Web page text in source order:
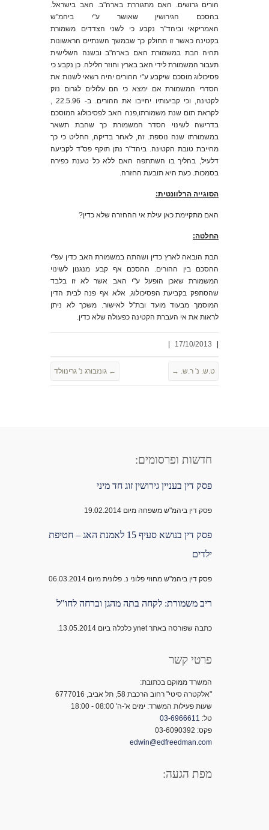
הורים גרושים. האם מתגוררת בארה"ב. האב בישראל.
בהסכם הגירושין שאושר ע"י ביהמ"ש
האמריקאי וביהד"ר נקבע כי לשני הצדדים משמורת
בקטינה כאשר זו תחולק כך שבמשך השנתיים הראשונות
תהיה הבת במשמורת האם בארה"ב ובשנה השלישית
תעבור המשמורת לידי האב בארץ וחוזר חלילה. כן נקבע כי
פסיכולוג מוסכם שיקבע ע"י ההורים יהיה רשאי לשנות את
הסדרי המשמורת אם ימצא כי הם עלולים לגרום נזק
לקטינה, וכי קביעותיו יחייבו את ההורים. ב- 22.5.96 ,
לקראת תום שנת משמורתו,פנה האב לפסיכולוג המוסכם
בדרישה לשינוי הסדר המשמורת כך שהבת תשאר
במשמורתו שנה נוספת. זה, לאחר בדיקה, החליט כי כך
מחייבת טובת הקטינה. ביהד"ר נתן תוקף פס"ד לקביעה
דלעיל, בהליך בו השתתפה האם ללא כל טענת כפירה
בסמכות. כעת היא תובעת החזרה.
הסוגייה הרלוונטית:
האם מתקיימת כאן עילת אי ההחזרה שלא כדין?
החלטה:
הבת הובאה לארץ כדין ושהתה במשמורת האב כדין עפ"י
ההסכם בין ההורים. ההסכם אף קבע מנגנון לשינוי
המשמורת שאכן הופעל ע"י האב אשר לא זו בלבד
שהסתפק בקביעת הפסיכולוג, אלא אף פנה לבית הדין
המוסמך מבעוד מועד ובת"ל לאישור. משכך לא ניתן
לראות את אי העברת הקטינה כפעולה שלא כדין.
17/10/2013
← גונזבורג נ' גרינוולד ט.ש. נ' ר.ש. →
חדשות ופרסומים:
פסק דין בעניין גירושין זוג חד מיני
פסק דין ביהמ"ש משפחה מיום 19.02.2014
פסק דין בנושא סעיף 15 לאמנת האג – חטיפת
ילדים
פסק דין ביהמ"ש מחוזי פלוני נ. פלונית מיום 06.03.2014
ריב משמורת: לקחה בתה מהגן וברחה לחו"ל
כתבה שפורסה באתר ynet כלכלה ביום 13.05.2014.
פרטי קשר
המשרד ממוקם בכתובת:
"אלקטרה סיטי" רחוב הרכבת 58, תל אביב, 6777016
שעות פעילות המשרד: ימים א'-ה' 08:00 - 18:00
טל: 03-6966611
פקס: 03-6090392
edwin@edfreedman.com
מפת הגעה: